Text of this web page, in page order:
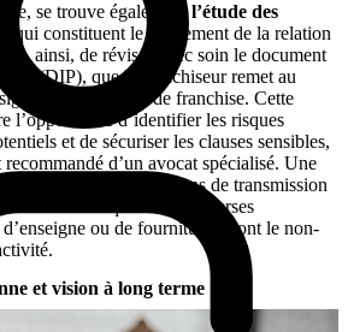
se trouve égalementl’étude des
qui constituent le fondement de la relation
ainsi, de réviser avec soin le document
(DIP), que le franchiseur remet au
du contrat de franchise. Cette
l’opportunité d’identifier les risques
et de sécuriser les clauses sensibles,
d’un avocat spécialisé. Une
être portée aux conditions de transmission
de la marque et aux diverses
ou de fourniture), dont le non-
et vision à long terme